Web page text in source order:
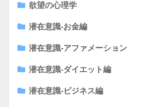
欲望の心理学
潜在意識-お金編
潜在意識-アファメーション
潜在意識-ダイエット編
潜在意識-ビジネス編